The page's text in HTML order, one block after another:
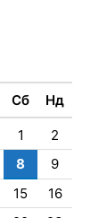
Сб Нд
1
2
8
9
15
16